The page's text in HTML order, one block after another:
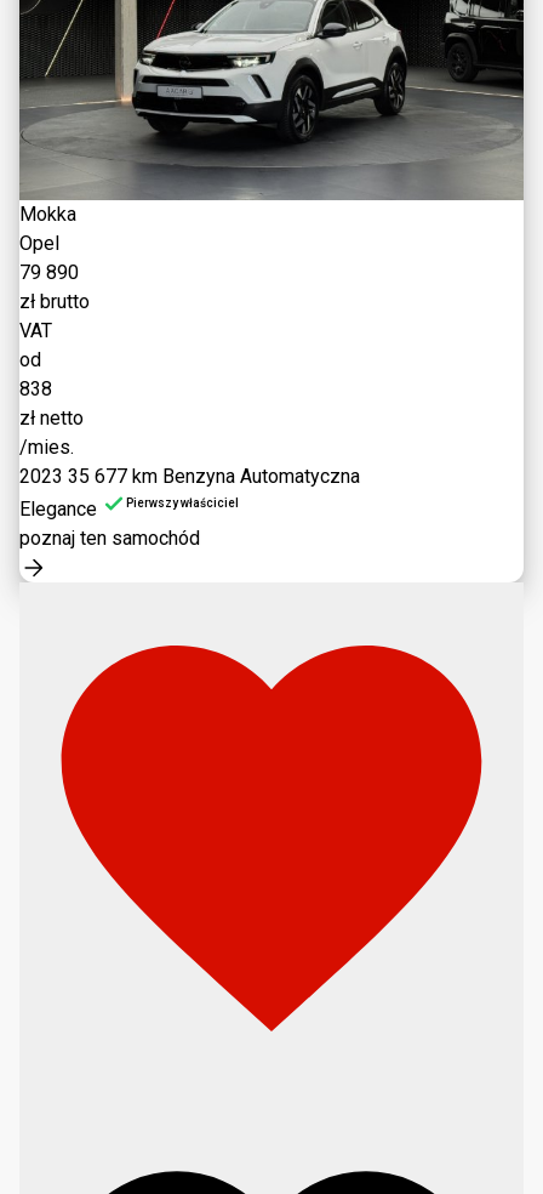
Mokka
Opel
79 890
zł brutto
VAT
od
838
zł netto
/mies.
2023 35 677 km Benzyna Automatyczna
Elegance
Pierwszy właściciel
poznaj ten samochód